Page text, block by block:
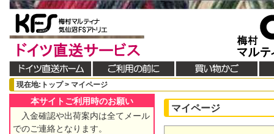
現在地:トップ > マイページ
マイページ
本サイトご利用時のお願い
入金確認や出荷案内は全てメール
でのご連絡となります。